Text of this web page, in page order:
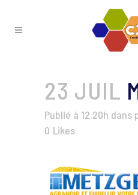
23 JUIL
Publié à 12:20h dans
0 Likes